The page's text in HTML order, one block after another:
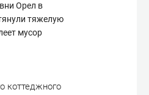
Орел в
тяжелую
мусор
коттеджного